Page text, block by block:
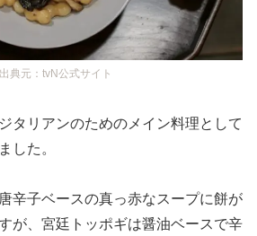
出典元：tvN公式サイト
タリアンのためのメイン料理として
した。
辛子ベースの真っ赤なスープに餅が
が、宮廷トッポギは醤油ベースで辛